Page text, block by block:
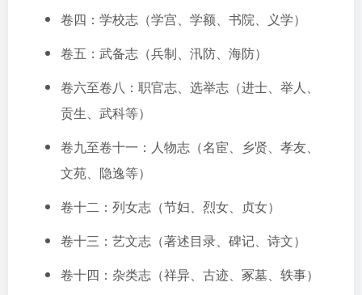
卷四：学校志（学宫、学额、书院、义学）
卷五：武备志（兵制、汛防、海防）
卷六至卷八：职官志、选举志（进士、举人、
贡生、武科等）
卷九至卷十一：人物志（名宦、乡贤、孝友、
文苑、隐逸等）
卷十二：列女志（节妇、烈女、贞女）
卷十三：艺文志（著述目录、碑记、诗文）
卷十四：杂类志（祥异、古迹、冢墓、轶事）